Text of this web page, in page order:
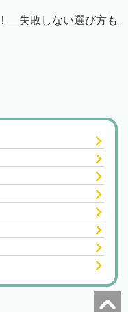
失敗しない選び方も